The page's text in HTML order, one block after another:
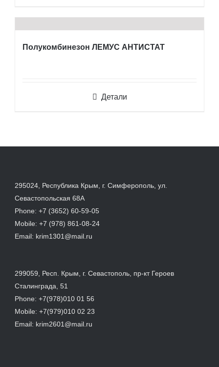
Полукомбинезон ЛЕМУС АНТИСТАТ
Детали
295024, Республика Крым, г. Симферополь, ул.
Севастопольская 68А
Phone: +7 (3652) 60-59-05
Mobile: +7 (978) 861-08-24
Email: krim1301@mail.ru
299059, Респ. Крым, г. Севастополь, пр-кт Героев
Сталинграда, 51
Phone: +7(978)010 01 56
Mobile: +7(979)010 02 23
Email: krim2601@mail.ru